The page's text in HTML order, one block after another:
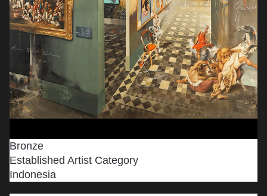
Bronze
Established Artist Category
Indonesia